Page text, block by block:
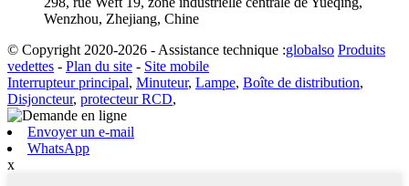
Wenzhou, Zhejiang, Chine
© Copyright 2020-2026 - Assistance technique :globalso Produits
vedettes - Plan du site - Site mobile
Interrupteur principal, Minuteur, Lampe, Boîte de distribution,
Disjoncteur, protecteur RCD,
Envoyer un e-mail
WhatsApp
x